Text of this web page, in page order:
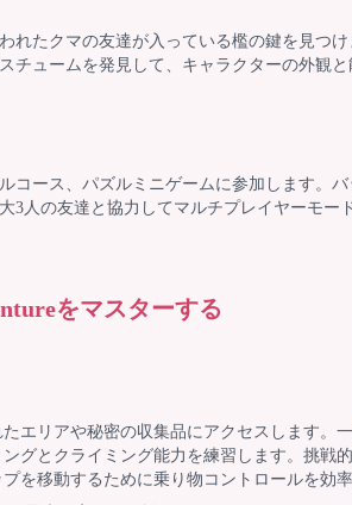
れたクマの友達が入っている檻の鍵を見つ
チュームを発見して、キャラクターの外観と
コース、パズルミニゲームに参加します。
3人の友達と協力してマルチプレイヤーモー
をマスターする
エリアや秘密の収集品にアクセスします。
グとクライミング能力を練習します。挑戦
を移動するために乗り物コントロールを効率